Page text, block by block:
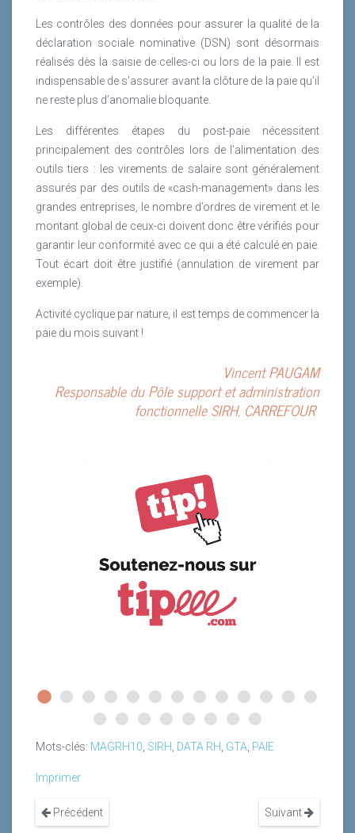
Les contrôles des données pour assurer la qualité de la
déclaration sociale nominative (DSN) sont désormais
réalisés dès la saisie de celles-ci ou lors de la paie. Il est
indispensable de s’assurer avant la clôture de la paie qu’il
ne reste plus d’anomalie bloquante.
Les différentes étapes du post-paie nécessitent
principalement des contrôles lors de l’alimentation des
outils tiers : les virements de salaire sont généralement
assurés par des outils de «cash-management» dans les
grandes entreprises, le nombre d’ordres de virement et le
montant global de ceux-ci doivent donc être vérifiés pour
garantir leur conformité avec ce qui a été calculé en paie.
Tout écart doit être justifié (annulation de virement par
exemple).
Activité cyclique par nature, il est temps de commencer la
paie du mois suivant !
Vincent PAUGAM
Responsable du Pôle support et administration
fonctionnelle SIRH, CARREFOUR
Mots-clés: MAGRH10 SIRH DATA RH GTA PAIE
Imprimer
Précédent Suivant